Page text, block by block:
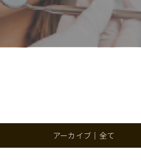
アーカイブ｜全て